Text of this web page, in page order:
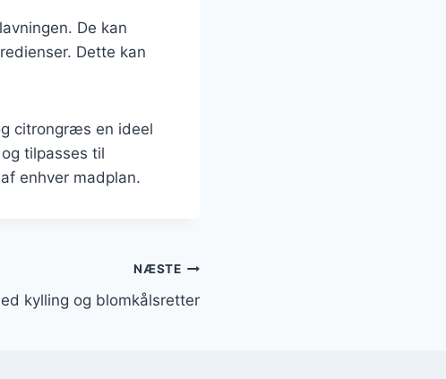
De kan
Dette kan
citrongræs en ideel
tilpasses til
enhver madplan.
NÆSTE
kylling og blomkålsretter